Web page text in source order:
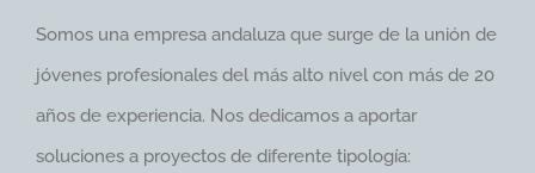
Somos una empresa andaluza que surge de la unión de
jóvenes profesionales del más alto nivel con más de 20
años de experiencia. Nos dedicamos a aportar
soluciones a proyectos de diferente tipología: